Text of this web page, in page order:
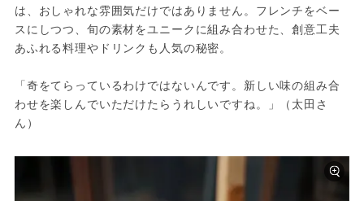
は、おしゃれな雰囲気だけではありません。フレンチをベー
スにしつつ、旬の素材をユニークに組み合わせた、創意工夫
あふれる料理やドリンクも人気の秘密。
「奇をてらっているわけではないんです。新しい味の組み合
わせを楽しんでいただけたらうれしいですね。」（太田さ
ん）